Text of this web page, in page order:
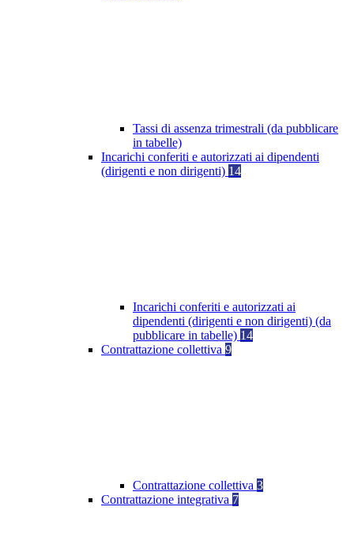
Tassi di assenza trimestrali (da pubblicare
in tabelle)
Incarichi conferiti e autorizzati ai dipendenti
(dirigenti e non dirigenti) 14
Incarichi conferiti e autorizzati ai
dipendenti (dirigenti e non dirigenti) (da
pubblicare in tabelle) 14
Contrattazione collettiva 9
Contrattazione collettiva 3
Contrattazione integrativa 7